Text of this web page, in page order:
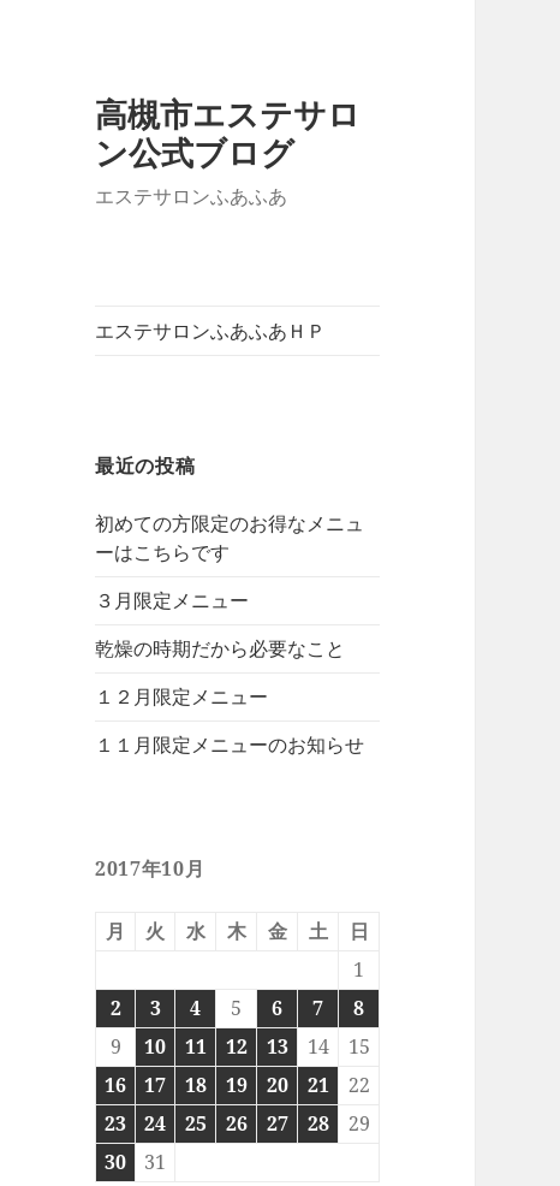
高槻市エステサロ
ン公式ブログ
エステサロンふあふあ
エステサロンふあふあＨＰ
最近の投稿
初めての方限定のお得なメニュ
ーはこちらです
３月限定メニュー
乾燥の時期だから必要なこと
１２月限定メニュー
１１月限定メニューのお知らせ
2017年10月
月 火 水 木 金 土
日
1
2
3 4 5 6 7
8
9
10 11 12 13 14
15
16
17 18 19 20 21
22
23
24 25 26 27 28
29
30
31